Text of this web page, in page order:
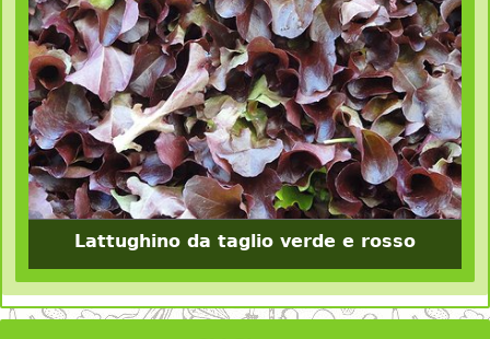
Lattughino da taglio verde e rosso